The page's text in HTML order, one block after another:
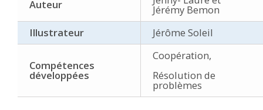
Auteur
Jérémy Bemon
Illustrateur
Jérôme Soleil
Compétences
développées
Coopération,
Résolution de
problèmes